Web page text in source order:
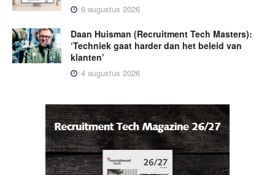
6 augustus 2026
Daan Huisman (Recruitment Tech Masters):
‘Techniek gaat harder dan het beleid van
klanten’
4 augustus 2026